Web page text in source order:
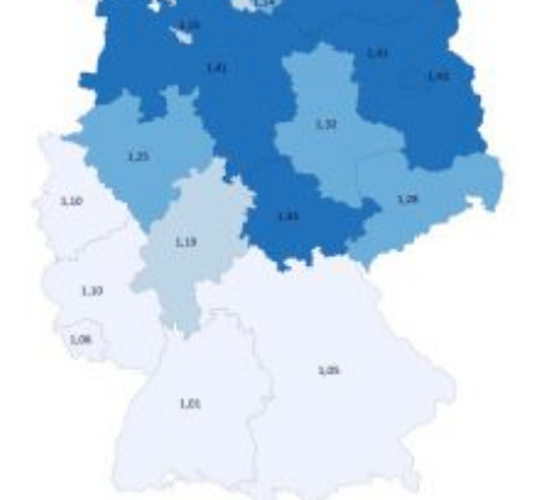
Nettoäquivalenzeinkommen) nur einen moderaten
Anstieg des Mietanteils am Gesamteinkommen
hinnehmen mussten, nahm die Belastung bei
Menschen mit…